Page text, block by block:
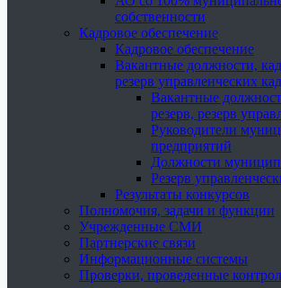
собственности
Кадровое обеспечение
Кадровое обеспечение
Вакантные должности,
резерв управленческих
Вакантные
резерв, резерв
Руководители
предприятий
Должности
Резерв
Результаты конкурсов
Полномочия, задачи и функции
Учрежденные СМИ
Партнерские связи
Информационные системы
Проверки, проведенные